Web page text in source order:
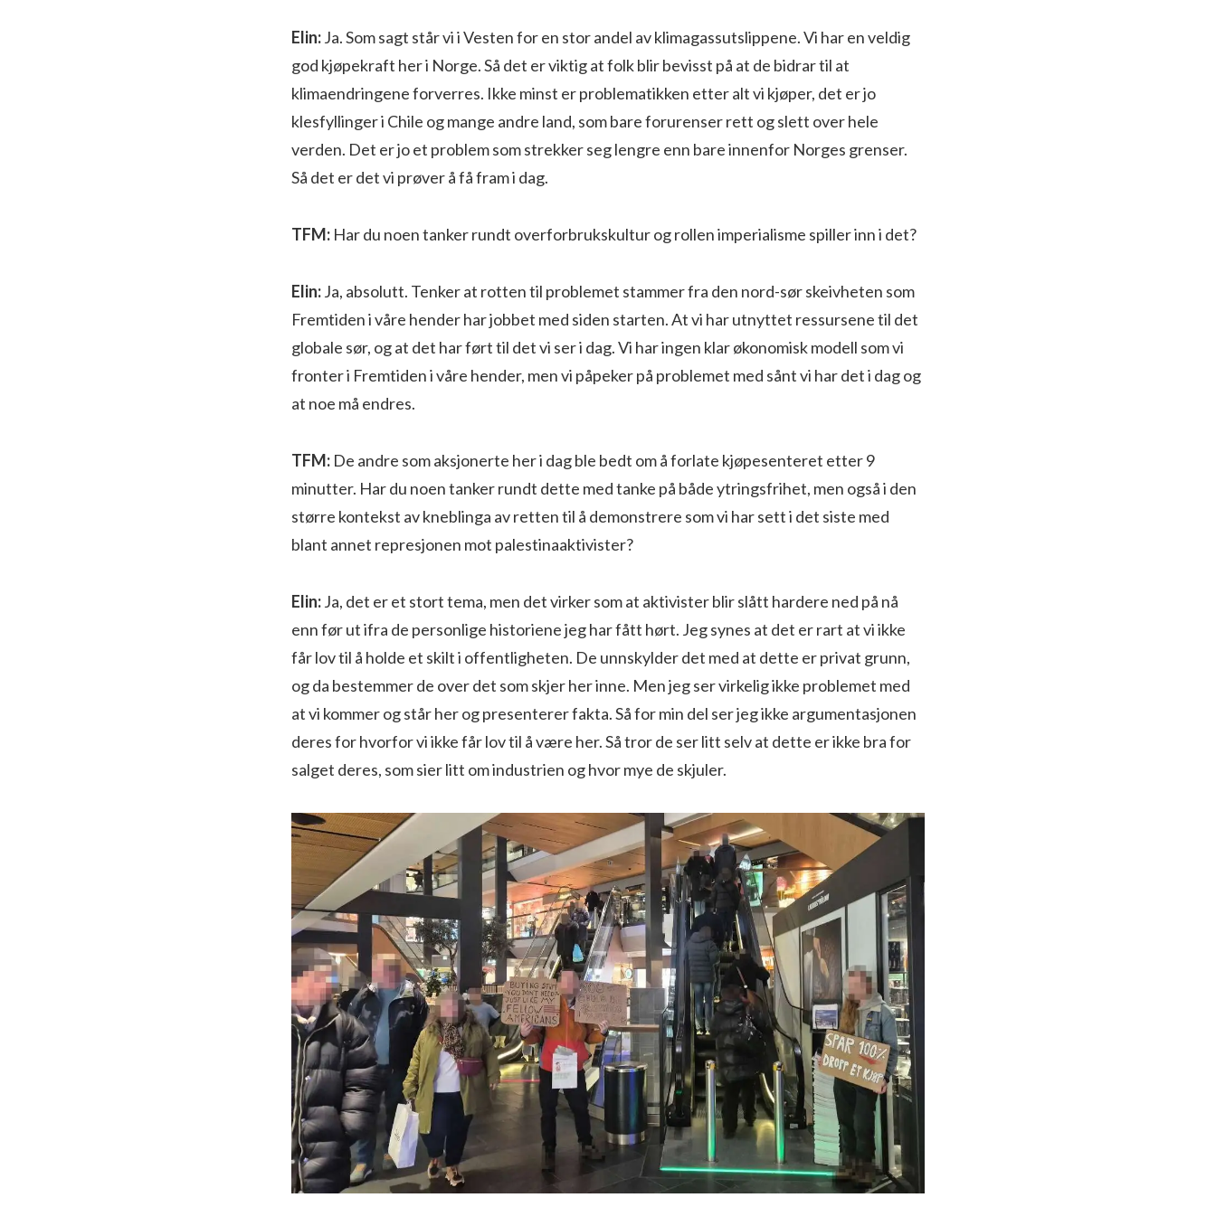
Elin:Ja. Som sagt står vi i Vesten for en stor andel av klimagassutslippene. Vi har en veldig
god kjøpekraft her i Norge. Så det er viktig at folk blir bevisst på at de bidrar til at
klimaendringene forverres. Ikke minst er problematikken etter alt vi kjøper, det er jo
klesfyllinger i Chile og mange andre land, som bare forurenser rett og slett over hele
verden. Det er jo et problem som strekker seg lengre enn bare innenfor Norges grenser.
Så det er det vi prøver å få fram i dag.
TFM: Har du noen tanker rundt overforbrukskultur og rollen imperialisme spiller inn i det?
Elin:Ja, absolutt. Tenker at rotten til problemet stammer fra den nord-sør skeivheten som
Fremtiden i våre hender har jobbet med siden starten. At vi har utnyttet ressursene til det
globale sør, og at det har ført til det vi ser i dag. Vi har ingen klar økonomisk modell som vi
fronter i Fremtiden i våre hender, men vi påpeker på problemet med sånt vi har det i dag og
at noe må endres.
TFM: De andre som aksjonerte her i dag ble bedt om å forlate kjøpesenteret etter 9
minutter. Har du noen tanker rundt dette med tanke på både ytringsfrihet, men også i den
større kontekst av kneblinga av retten til å demonstrere som vi har sett i det siste med
blant annet represjonen mot palestinaaktivister?
Elin:Ja, det er et stort tema, men det virker som at aktivister blir slått hardere ned på nå
enn før ut ifra de personlige historiene jeg har fått hørt. Jeg synes at det er rart at vi ikke
får lov til å holde et skilt i offentligheten. De unnskylder det med at dette er privat grunn,
og da bestemmer de over det som skjer her inne. Men jeg ser virkelig ikke problemet med
at vi kommer og står her og presenterer fakta. Så for min del ser jeg ikke argumentasjonen
deres for hvorfor vi ikke får lov til å være her. Så tror de ser litt selv at dette er ikke bra for
salget deres, som sier litt om industrien og hvor mye de skjuler.